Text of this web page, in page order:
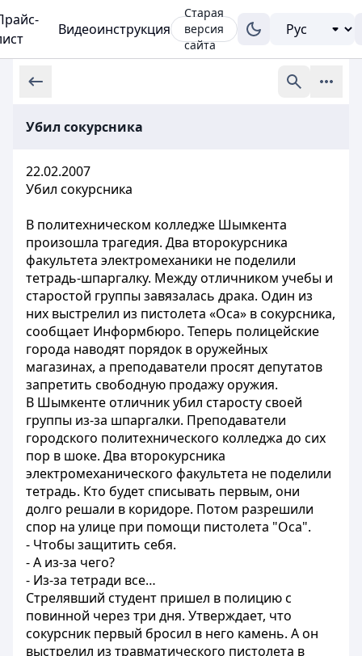
Видеоинструкция
Старая
версия
сайта
Убил сокурсника
22.02.2007
Убил сокурсника
В политехническом колледже Шымкента
произошла трагедия. Два второкурсника
факультета электромеханики не поделили
тетрадь-шпаргалку. Между отличником учебы и
старостой группы завязалась драка. Один из
них выстрелил из пистолета «Оса» в сокурсника,
сообщает Информбюро. Теперь полицейские
города наводят порядок в оружейных
магазинах, а преподаватели просят депутатов
запретить свободную продажу оружия.
В Шымкенте отличник убил старосту своей
группы из-за шпаргалки. Преподаватели
городского политехнического колледжа до сих
пор в шоке. Два второкурсника
электромеханического факультета не поделили
тетрадь. Кто будет списывать первым, они
долго решали в коридоре. Потом разрешили
спор на улице при помощи пистолета "Оса".
- Чтобы защитить себя.
- А из-за чего?
- Из-за тетради все…
Стрелявший студент пришел в полицию с
повинной через три дня. Утверждает, что
сокурсник первый бросил в него камень. А он
выстрелил из травматического пистолета в